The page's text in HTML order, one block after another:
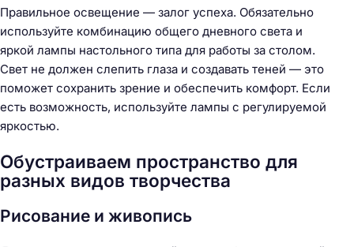
Правильное освещение — залог успеха. Обязательно
используйте комбинацию общего дневного света и
яркой лампы настольного типа для работы за столом.
Свет не должен слепить глаза и создавать теней — это
поможет сохранить зрение и обеспечить комфорт. Если
есть возможность, используйте лампы с регулируемой
яркостью.
Обустраиваем пространство для
разных видов творчества
Рисование и живопись